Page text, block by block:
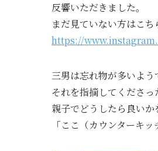
反響いただきました。
まだ見ていない方はこ
https://
三男は忘れ物が多いよう
それを指摘してくださ
親子でどうしたら良い
「ここ（カウンターキ